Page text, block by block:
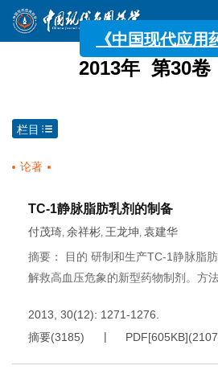
2013年 第30卷
栏目
论著
TC-1静脉脂肪乳剂的制备
付茂琦, 余祥彬, 王龙坤, 袁建华
摘要： 目的 研制和生产TC-1静脉脂
解救高血压危象的新型药物制剂。方
2013, 30(12): 1271-1276.
摘要(3185) PDF[605KB](2107
《中国现代应用